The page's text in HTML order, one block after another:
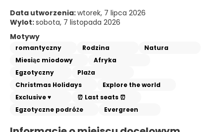
Data utworzenia:wtorek, 7 lipca 2026
Wylot:sobota, 7 listopada 2026
Motywy
romantyczny Rodzina
Natura
Miesiąc miodowy
Afryka
Egzotyczny
Plaża
Christmas Holidays
Explore the world
Exclusive ♥
⏰ Last seats ⏰
Egzotyczne podróże
Evergreen